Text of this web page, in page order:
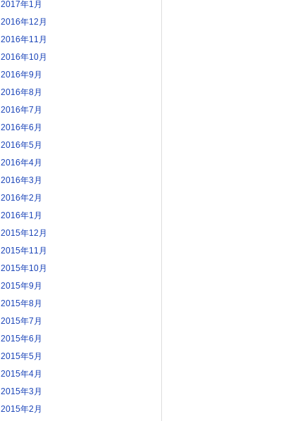
2017年1月
2016年12月
2016年11月
2016年10月
2016年9月
2016年8月
2016年7月
2016年6月
2016年5月
2016年4月
2016年3月
2016年2月
2016年1月
2015年12月
2015年11月
2015年10月
2015年9月
2015年8月
2015年7月
2015年6月
2015年5月
2015年4月
2015年3月
2015年2月